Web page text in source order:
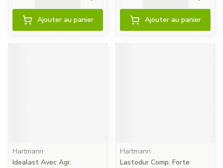
Ajouter au panier Ajouter au panier
Hartmann
Idealast Avec Agr.
Hartmann
Lastodur Comp. Forte